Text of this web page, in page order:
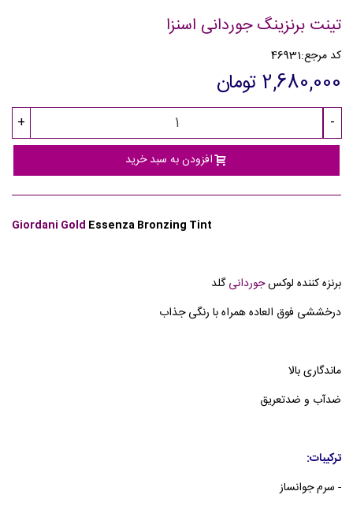
تینت برنزینگ جوردانی اسنزا
کد مرجع:46931
2,680,000 تومان
-
+
افزودن به سبد خرید
Giordani Gold Essenza Bronzing Tint
برنزه کننده لوکسجوردانیگلد
درخششی فوق العاده همراه با رنگی جذاب
ماندگاری بالا
ضدآب و ضدتعریق
ترکیبات:
- سرم جوانساز